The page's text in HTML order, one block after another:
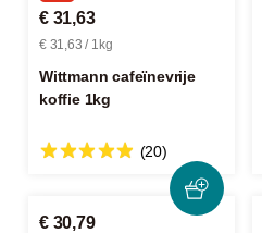
€ 31,63
€ 31,63 / 1kg
Wittmann cafeïnevrije
koffie 1kg
(20)
€ 30,79